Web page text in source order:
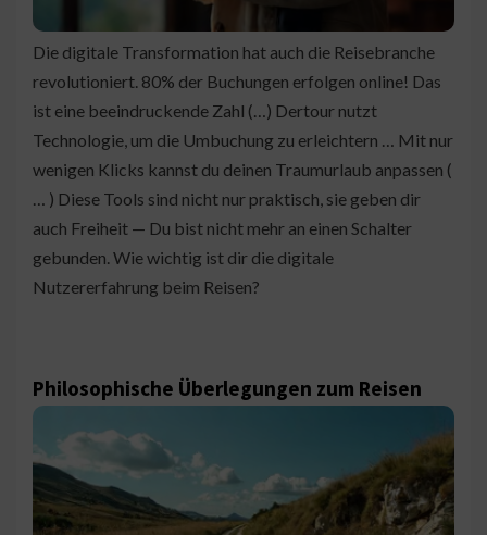
Die digitale Transformation hat auch die Reisebranche
revolutioniert. 80% der Buchungen erfolgen online! Das
ist eine beeindruckende Zahl (…) Dertour nutzt
Technologie, um die Umbuchung zu erleichtern … Mit nur
wenigen Klicks kannst du deinen Traumurlaub anpassen (
… ) Diese Tools sind nicht nur praktisch, sie geben dir
auch Freiheit — Du bist nicht mehr an einen Schalter
gebunden. Wie wichtig ist dir die digitale
Nutzererfahrung beim Reisen?
Philosophische Überlegungen zum Reisen